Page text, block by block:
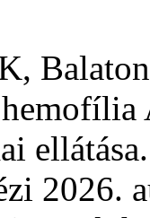
2026.